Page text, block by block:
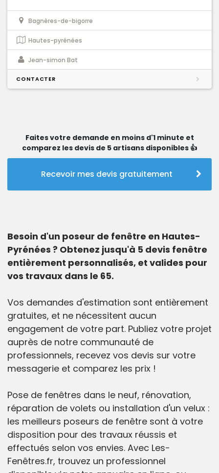
Bagnères-de-bigorre
Hautes-pyrénées
Jean-simon Bat
CONTACTER
Faites votre demande en moins d'1 minute et
comparez les devis de 5 artisans disponibles 👍
Recevoir mes devis gratuitement
Besoin d'un poseur de fenêtre en Hautes-
Pyrénées ? Obtenez jusqu'à 5 devis fenêtre
entièrement personnalisés, et valides pour
vos travaux dans le 65.
Vos demandes d'estimation sont entièrement
gratuites, et ne nécessitent aucun
engagement de votre part. Publiez votre projet
auprès de notre communauté de
professionnels, recevez vos devis sur votre
messagerie et comparez les prix !
Pose de fenêtres dans le neuf, rénovation,
réparation de volets ou installation d'un velux :
les meilleurs poseurs de fenêtre sont à votre
disposition pour des travaux réussis et
effectués selon vos envies. Avec Les-
Fenêtres.fr, trouvez un professionnel